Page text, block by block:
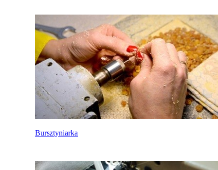
Bursztyniarka